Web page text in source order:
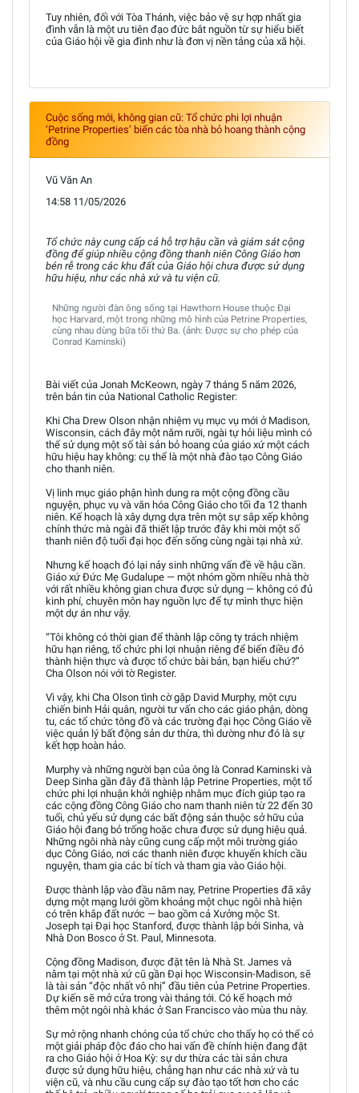
Tuy nhiên, đối với Tòa Thánh, việc bảo vệ sự hợp nhất gia
đình vẫn là một ưu tiên đạo đức bắt nguồn từ sự hiểu biết
của Giáo hội về gia đình như là đơn vị nền tảng của xã hội.
Cuộc sống mới, không gian cũ: Tổ chức phi lợi nhuận
‘Petrine Properties’ biến các tòa nhà bỏ hoang thành cộng
đồng
Vũ Văn An
14:58 11/05/2026
Tổ chức này cung cấp cả hỗ trợ hậu cần và giám sát cộng
đồng để giúp nhiều cộng đồng thanh niên Công Giáo hơn
bén rễ trong các khu đất của Giáo hội chưa được sử dụng
hữu hiệu, như các nhà xứ và tu viện cũ.
Những người đàn ông sống tại Hawthorn House thuộc Đại
học Harvard, một trong những mô hình của Petrine Properties,
cùng nhau dùng bữa tối thứ Ba. (ảnh: Được sự cho phép của
Conrad Kaminski)
Bài viết của Jonah McKeown, ngày 7 tháng 5 năm 2026,
trên bản tin của National Catholic Register:
Khi Cha Drew Olson nhận nhiệm vụ mục vụ mới ở Madison,
Wisconsin, cách đây một năm rưỡi, ngài tự hỏi liệu mình có
thể sử dụng một số tài sản bỏ hoang của giáo xứ một cách
hữu hiệu hay không: cụ thể là một nhà đào tạo Công Giáo
cho thanh niên.
Vị linh mục giáo phận hình dung ra một cộng đồng cầu
nguyện, phục vụ và văn hóa Công Giáo cho tối đa 12 thanh
niên. Kế hoạch là xây dựng dựa trên một sự sắp xếp không
chính thức mà ngài đã thiết lập trước đây khi mời một số
thanh niên độ tuổi đại học đến sống cùng ngài tại nhà xứ.
Nhưng kế hoạch đó lại nảy sinh những vấn đề về hậu cần.
Giáo xứ Đức Mẹ Gudalupe — một nhóm gồm nhiều nhà thờ
với rất nhiều không gian chưa được sử dụng — không có đủ
kinh phí, chuyên môn hay nguồn lực để tự mình thực hiện
một dự án như vậy.
“Tôi không có thời gian để thành lập công ty trách nhiệm
hữu hạn riêng, tổ chức phi lợi nhuận riêng để biến điều đó
thành hiện thực và được tổ chức bài bản, bạn hiểu chứ?”
Cha Olson nói với tờ Register.
Vì vậy, khi Cha Olson tình cờ gặp David Murphy, một cựu
chiến binh Hải quân, người tư vấn cho các giáo phận, dòng
tu, các tổ chức tông đồ và các trường đại học Công Giáo về
việc quản lý bất động sản dư thừa, thì dường như đó là sự
kết hợp hoàn hảo.
Murphy và những người bạn của ông là Conrad Kaminski và
Deep Sinha gần đây đã thành lập Petrine Properties, một tổ
chức phi lợi nhuận khởi nghiệp nhằm mục đích giúp tạo ra
các cộng đồng Công Giáo cho nam thanh niên từ 22 đến 30
tuổi, chủ yếu sử dụng các bất động sản thuộc sở hữu của
Giáo hội đang bỏ trống hoặc chưa được sử dụng hiệu quả.
Những ngôi nhà này cũng cung cấp một môi trường giáo
dục Công Giáo, nơi các thanh niên được khuyến khích cầu
nguyện, tham gia các bí tích và tham gia vào Giáo hội.
Được thành lập vào đầu năm nay, Petrine Properties đã xây
dựng một mạng lưới gồm khoảng một chục ngôi nhà hiện
có trên khắp đất nước — bao gồm cả Xưởng mộc St.
Joseph tại Đại học Stanford, được thành lập bởi Sinha, và
Nhà Don Bosco ở St. Paul, Minnesota.
Cộng đồng Madison, được đặt tên là Nhà St. James và
nằm tại một nhà xứ cũ gần Đại học Wisconsin-Madison, sẽ
là tài sản “độc nhất vô nhị” đầu tiên của Petrine Properties.
Dự kiến sẽ mở cửa trong vài tháng tới. Có kế hoạch mở
thêm một ngôi nhà khác ở San Francisco vào mùa thu này.
Sự mở rộng nhanh chóng của tổ chức cho thấy họ có thể có
một giải pháp độc đáo cho hai vấn đề chính hiện đang đặt
ra cho Giáo hội ở Hoa Kỳ: sự dư thừa các tài sản chưa
được sử dụng hữu hiệu, chẳng hạn như các nhà xứ và tu
viện cũ, và nhu cầu cung cấp sự đào tạo tốt hơn cho các